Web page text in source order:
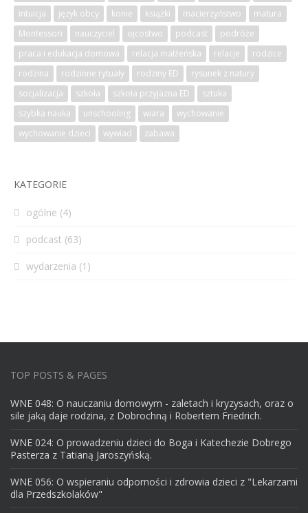
intuicja
język obcy konie książki macierzyństwo
matura
Montessori
nauczyciel ojcostwo podcast
podróże
praca i edukacja domowa
relacja małżeńska relacje
rodzice
rodzina
rodzinne rytuały rodziny ED
rysunek z natury
socjalizacja
szkoła szkoła przyjazna ED
sztuka
szybka nauka
unschooling wiara
wychowanie
wychowanie dzieci
wywiad zabawa
KATEGORIE
ogólne (4)
podcast (63)
wydarzenia (1)
TOP POSTS & PAGES
WNE 048: O nauczaniu domowym - zaletach i kryzysach, oraz o
sile jaką daje rodzina, z Dobrochną i Robertem Friedrich.
WNE 024: O prowadzeniu dzieci do Boga i Katechezie Dobrego
Pasterza z Tatianą Jaroszyńską.
WNE 056: O wspieraniu odporności i zdrowia dzieci z "Lekarzami
dla Przedszkolaków"